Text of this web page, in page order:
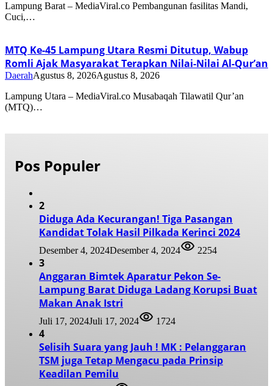
Lampung Barat – MediaViral.co Pembangunan fasilitas Mandi,
Cuci,…
MTQ Ke-45 Lampung Utara Resmi Ditutup, Wabup
Romli Ajak Masyarakat Terapkan Nilai-Nilai Al-Qur’an
DaerahAgustus 8, 2026Agustus 8, 2026
Lampung Utara – MediaViral.co Musabaqah Tilawatil Qur’an
(MTQ)…
Pos Populer
2
Diduga Ada Kecurangan! Tiga Pasangan
Kandidat Tolak Hasil Pilkada Kerinci 2024
Desember 4, 2024Desember 4, 2024 2254
3
Anggaran Bimtek Aparatur Pekon Se-
Lampung Barat Diduga Ladang Korupsi Buat
Makan Anak Istri
Juli 17, 2024Juli 17, 2024 1724
4
Selisih Suara yang Jauh ! MK : Pelanggaran
TSM juga Tetap Mengacu pada Prinsip
Keadilan Pemilu